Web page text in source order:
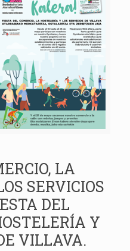
LA
SERVICIOS
DEL
Y
VILLAVA.